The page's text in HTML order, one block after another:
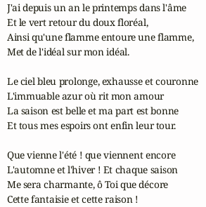
J'ai depuis un an le printemps dans l'âme
Et le vert retour du doux floréal,
Ainsi qu'une flamme entoure une flamme,
Met de l'idéal sur mon idéal.
Le ciel bleu prolonge, exhausse et couronne
L'immuable azur où rit mon amour
La saison est belle et ma part est bonne
Et tous mes espoirs ont enfin leur tour.
Que vienne l'été ! que viennent encore
L'automne et l'hiver ! Et chaque saison
Me sera charmante, ô Toi que décore
Cette fantaisie et cette raison !